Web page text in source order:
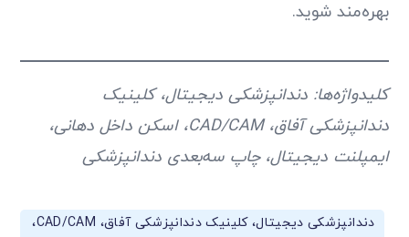
بهره‌مند شوید.
کلیدواژه‌ها: دندانپزشکی دیجیتال، کلینیک
دندانپزشکی آفاق، CAD/CAM، اسکن داخل دهانی،
ایمپلنت دیجیتال، چاپ سه‌بعدی دندانپزشکی
دندانپزشکی دیجیتال، کلینیک دندانپزشکی آفاق، CAD/CAM،